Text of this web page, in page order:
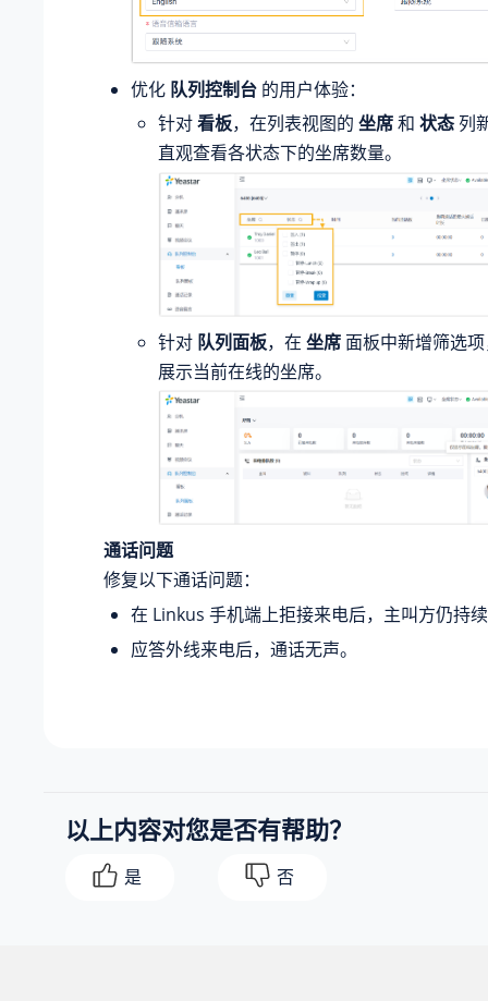
优化 队列控制台 的用户体验：
针对看板，在列表视图的 坐席和 状态 列
直观查看各状态下的坐席数量。
针对 队列面板，在 坐席 面板中新增筛选
展示当前在线的坐席。
通话问题
修复以下通话问题：
在 Linkus 手机端上拒接来电后，主叫方仍持
应答外线来电后，通话无声。
以上内容对您是否有帮助？
是 否